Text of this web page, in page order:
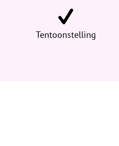
Tentoonstelling